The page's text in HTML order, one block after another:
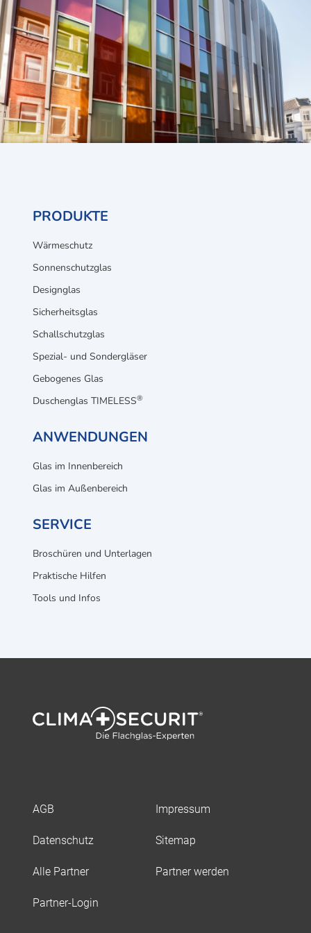
PRODUKTE
Wärmeschutz
Sonnenschutzglas
Designglas
Sicherheitsglas
Schallschutzglas
Spezial- und Sondergläser
Gebogenes Glas
Duschenglas TIMELESS®
ANWENDUNGEN
Glas im Innenbereich
Glas im Außenbereich
SERVICE
Broschüren und Unterlagen
Praktische Hilfen
Tools und Infos
AGB Impressum
Datenschutz Sitemap
Alle Partner Partner werden
Partner-Login